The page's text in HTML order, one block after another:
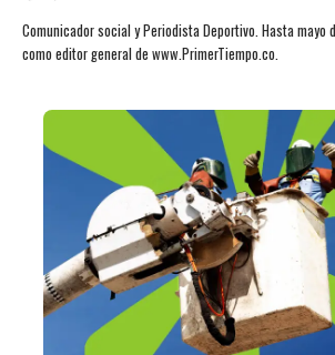
Comunicador social y Periodista Deportivo. Hasta mayo
como editor general de www.PrimerTiempo.co.